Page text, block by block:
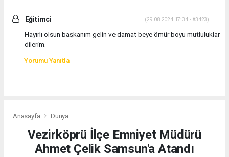
Eğitimci (29.08.2024 17:34 - #3423)
Hayırlı olsun başkanım gelin ve damat beye ömür boyu mutluluklar
dilerim.
Yorumu Yanıtla
Anasayfa Dünya
Vezirköprü İlçe Emniyet Müdürü
Ahmet Çelik Samsun'a Atandı